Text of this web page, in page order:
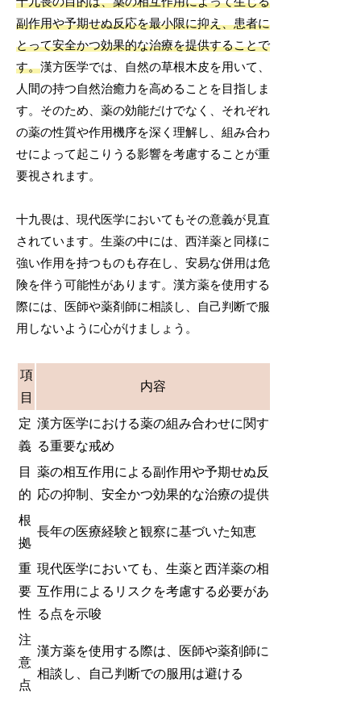
副作用や予期せぬ反応を最小限に抑え、患者に
とって安全かつ効果的な治療を提供することで
す。漢方医学では、自然の草根木皮を用いて、
人間の持つ自然治癒力を高めることを目指しま
す。そのため、薬の効能だけでなく、それぞれ
の薬の性質や作用機序を深く理解し、組み合わ
せによって起こりうる影響を考慮することが重
要視されます。
十九畏は、現代医学においてもその意義が見直
されています。生薬の中には、西洋薬と同様に
強い作用を持つものも存在し、安易な併用は危
険を伴う可能性があります。漢方薬を使用する
際には、医師や薬剤師に相談し、自己判断で服
用しないように心がけましょう。
項
目
内容
定
義
漢方医学における薬の組み合わせに関す
る重要な戒め
目
的
薬の相互作用による副作用や予期せぬ反
応の抑制、安全かつ効果的な治療の提供
根
拠
長年の医療経験と観察に基づいた知恵
重
要
性
現代医学においても、生薬と西洋薬の相
互作用によるリスクを考慮する必要があ
る点を示唆
注
意
点
漢方薬を使用する際は、医師や薬剤師に
相談し、自己判断での服用は避ける